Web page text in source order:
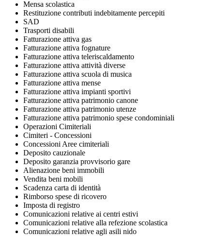
Mensa scolastica
Restituzione contributi indebitamente percepiti
SAD
Trasporti disabili
Fatturazione attiva gas
Fatturazione attiva fognature
Fatturazione attiva teleriscaldamento
Fatturazione attiva attività diverse
Fatturazione attiva scuola di musica
Fatturazione attiva mense
Fatturazione attiva impianti sportivi
Fatturazione attiva patrimonio canone
Fatturazione attiva patrimonio utenze
Fatturazione attiva patrimonio spese condominiali
Operazioni Cimiteriali
Cimiteri - Concessioni
Concessioni Aree cimiteriali
Deposito cauzionale
Deposito garanzia provvisorio gare
Alienazione beni immobili
Vendita beni mobili
Scadenza carta di identità
Rimborso spese di ricovero
Imposta di registro
Comunicazioni relative ai centri estivi
Comunicazioni relative alla refezione scolastica
Comunicazioni relative agli asili nido